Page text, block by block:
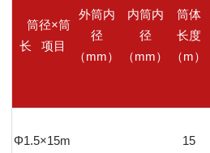
筒径×筒
长 项目
外筒内
径
（mm）
内筒内
径
（mm）
筒体
长度
（m）
Φ1.5×15m 15